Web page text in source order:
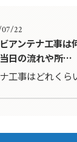
22
アンテナ工事は
日の流れや所…
工事はどれくら